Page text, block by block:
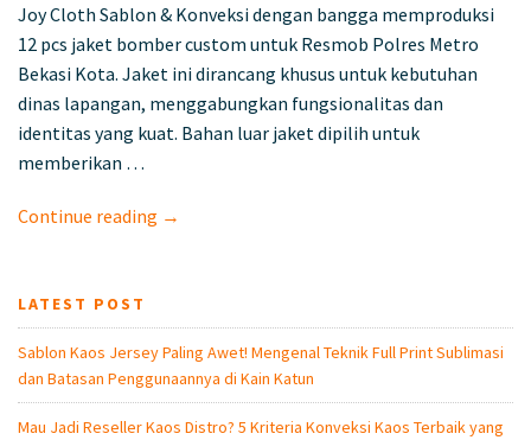
Joy Cloth Sablon & Konveksi dengan bangga memproduksi
12 pcs jaket bomber custom untuk Resmob Polres Metro
Bekasi Kota. Jaket ini dirancang khusus untuk kebutuhan
dinas lapangan, menggabungkan fungsionalitas dan
identitas yang kuat. Bahan luar jaket dipilih untuk
memberikan …
Continue reading →
LATEST POST
Sablon Kaos Jersey Paling Awet! Mengenal Teknik Full Print Sublimasi
dan Batasan Penggunaannya di Kain Katun
Mau Jadi Reseller Kaos Distro? 5 Kriteria Konveksi Kaos Terbaik yang